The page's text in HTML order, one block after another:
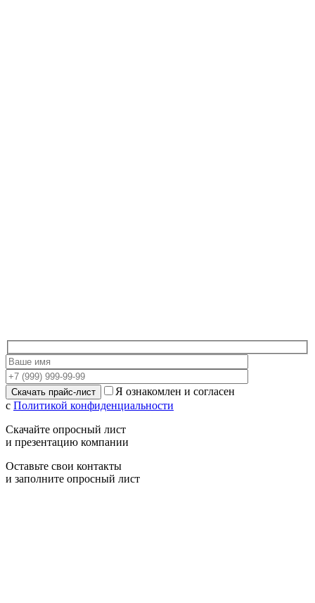
Я ознакомлен и согласен
с Политикой конфиденциальности
Скачайте опросный лист
и презентацию компании
Оставьте свои контакты
и заполните опросный лист